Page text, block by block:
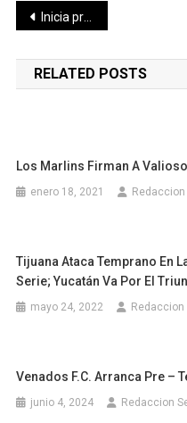
Navegación
de
entradas
Inicia preselección nacional de karate concentración rumbo al Preolímpico Tokio 2020
RELATED POSTS
Los Marlins Firman A
enero 18, 2021
Tijuana Ataca Temprano En
Serie; Yucatán Va Por El
mayo 24, 2022 Redaccion
Venados F.C. Arranca Pre –
junio 4, 2024 Redaccion